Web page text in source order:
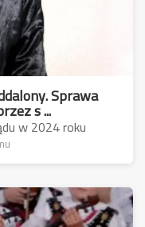
Sprawa
s ...
w 2024 roku